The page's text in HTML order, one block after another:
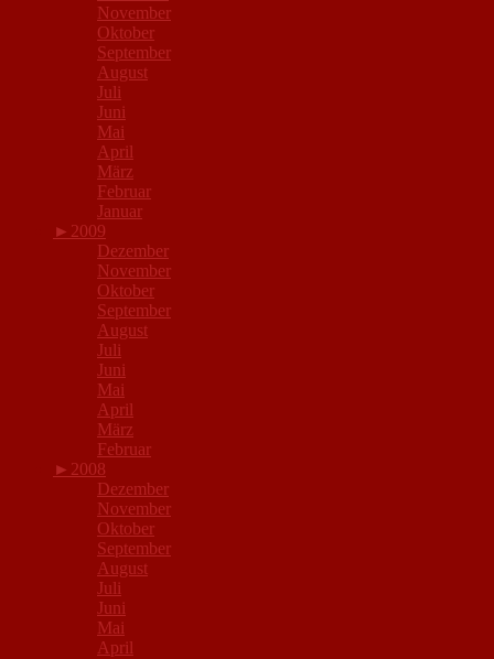
November
Oktober
September
August
Juli
Juni
Mai
April
März
Februar
Januar
► 2009
Dezember
November
Oktober
September
August
Juli
Juni
Mai
April
März
Februar
► 2008
Dezember
November
Oktober
September
August
Juli
Juni
Mai
April